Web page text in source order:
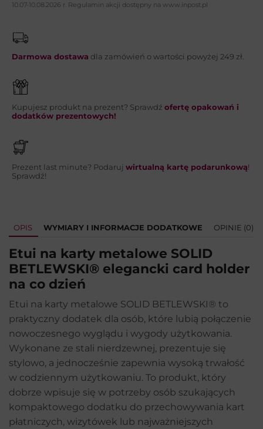
Wiadomość*:
WYŚLIJ
10.07-10.08.2026 r. Regulamin akcji dostępny na www.inpost.pl
Darmowa dostawa dla zamówień o wartości powyżej 249 zł.
Kupujesz produkt na prezent? Sprawdź ofertę opakowań i
dodatków prezentowych!
Prezent last minute? Podaruj wirtualną kartę podarunkową!
Sprawdź!
OPIS WYMIARY I INFORMACJE DODATKOWE OPINIE (0)
Etui na karty metalowe SOLID
BETLEWSKI® elegancki card holder
na co dzień
Etui na karty metalowe SOLID BETLEWSKI® to
praktyczny dodatek dla osób, które lubią połączenie
nowoczesnego wyglądu i wygody użytkowania.
Wykonane ze stali nierdzewnej, prezentuje się
stylowo, a jednocześnie zapewnia wysoką trwałość
w codziennym użytkowaniu. To produkt, który
dobrze wpisuje się w potrzeby osób szukających
kompaktowego dodatku do przechowywania kart
płatniczych, wizytówek lub najważniejszych